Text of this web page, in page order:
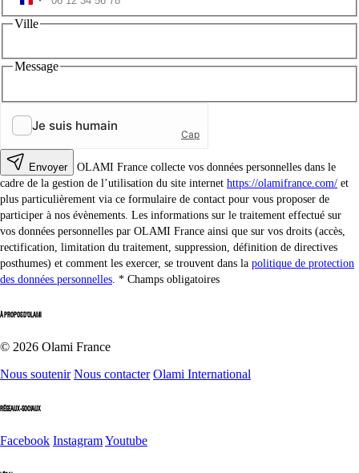
Ville
Message
Envoyer
OLAMI France collecte vos données personnelles dans le
cadre de la gestion de l’utilisation du site internet https://olamifrance.com/ et
plus particulièrement via ce formulaire de contact pour vous proposer de
participer à nos évènements. Les informations sur le traitement effectué sur
vos données personnelles par OLAMI France ainsi que sur vos droits (accès,
rectification, limitation du traitement, suppression, définition de directives
posthumes) et comment les exercer, se trouvent dans la politique de protection
des données personnelles
Champs obligatoires
À PROPOS D'OLAMI
© 2026 Olami France
Nous soutenir Nous contacter Olami International
RÉSEAUX-SOCIAUX
Facebook InstagramYoutube